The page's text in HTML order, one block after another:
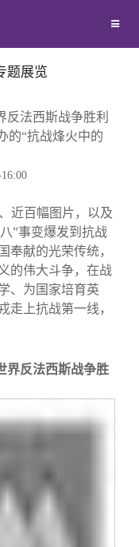
题展览
反法西斯战争胜利
的“抗战烽火中的
16:00
近百幅图片，以及
”事变爆发到抗战
奉献的光荣传统，
的伟大斗争，在战
、为国家培育英
走上抗战第一线，
反法西斯战争胜